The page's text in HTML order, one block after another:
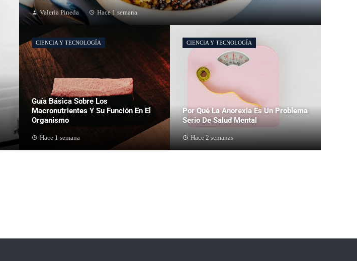
Valeria Pineda Hace 1 semana
CIENCIA Y TECNOLOGÍA
Guía Básica Sobre Los
Macronutrientes Y Su Función En El
Organismo
Hace 1 semana
CIENCIA Y TECNOLOGÍA
Por Qué La Anorexia Es Un Problema
Serio De Salud Mental
Hace 2 semanas